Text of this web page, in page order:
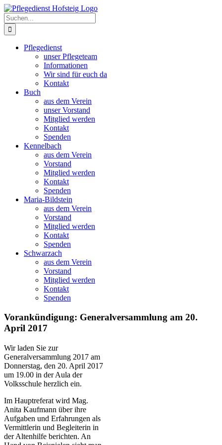
Zum
Inhalt
springen
Suche
nach:
Pflegedienst
unser Pflegeteam
Informationen
Wir sind für euch da
Kontakt
Buch
aus dem Verein
unser Vorstand
Mitglied werden
Kontakt
Spenden
Kennelbach
aus dem Verein
Vorstand
Mitglied werden
Kontakt
Spenden
Maria-Bildstein
aus dem Verein
Vorstand
Mitglied werden
Kontakt
Spenden
Schwarzach
aus dem Verein
Vorstand
Mitglied werden
Kontakt
Spenden
Vorankündigung: Generalversammlung am 20.
April 2017
Wir laden Sie zur
Generalversammlung 2017 am
Donnerstag, den 20. April 2017
um 19.00 in der Aula der
Volksschule herzlich ein.
Im Hauptreferat wird Mag.
Anita Kaufmann über ihre
Aufgaben und Erfahrungen als
Vermittlerin und Begleiterin in
der Altenhilfe berichten. An